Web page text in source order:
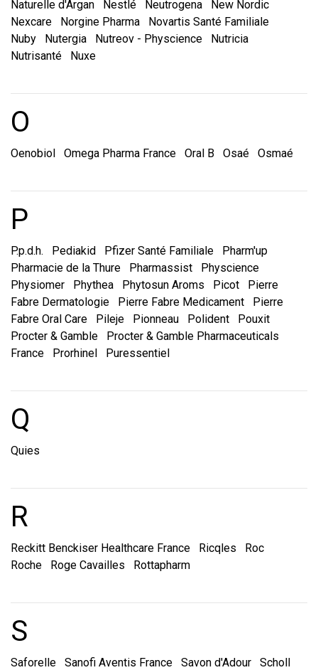
Naturelle d'Argan Nestlé Neutrogena
New Nordic
Nexcare
Norgine Pharma
Novartis Santé Familiale
Nuby
Nutergia Nutreov - Physcience
Nutricia
Nutrisanté
Nuxe
Marques et
O
Oenobiol Omega Pharma France Oral B Osaé Osmaé
Marques et
P
P.p.d.h. Pediakid Pfizer Santé Familiale
Pharm'up
Pharmacie de la Thure
Pharmassist
Physcience
Physiomer
Phythea Phytosun Aroms Picot
Pierre
Fabre Dermatologie
Pierre Fabre Medicament
Pierre
Fabre Oral Care
Pileje Pionneau Polident
Pouxit
Procter & Gamble
Procter & Gamble Pharmaceuticals
France
Prorhinel Puressentiel
Marques et
Q
Quies
Marques et
R
Reckitt Benckiser Healthcare France Ricqles
Roc
Roche
Roge Cavailles Rottapharm
Marques et
S
Saforelle Sanofi Aventis France Savon d'Adour
Scholl